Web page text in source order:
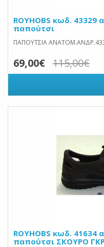
ROYHOBS κωδ. 43329
παπούτσι
ΠΑΠΟΥΤΣΙΑ
69,00€ 115,00€
ROYHOBS κωδ. 41634
παπούτσι ΣΚΟΥΡΟ